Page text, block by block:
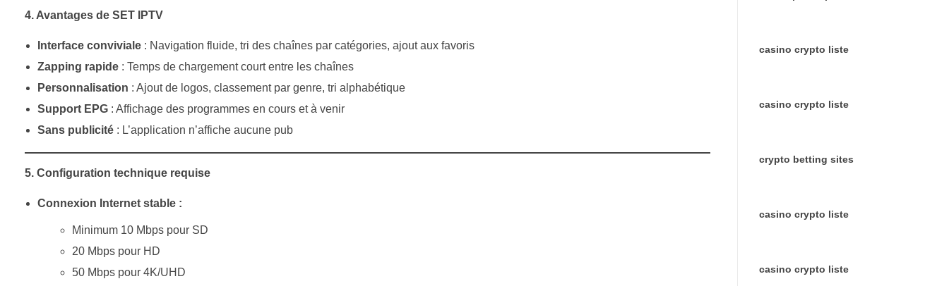
4. Avantages de SET IPTV
Interface conviviale: Navigation fluide, tri des chaînes par catégories, ajout aux favoris
Zapping rapide: Temps de chargement court entre les chaînes
Personnalisation : Ajout de logos, classement par genre, tri alphabétique
Support EPG: Affichage des programmes en cours et à venir
Sans publicité: L’application n’affiche aucune pub
5. Configuration technique requise
Connexion Internet stable :
Minimum 10 Mbps pour SD
20 Mbps pour HD
50 Mbps pour 4K/UHD
casino crypto liste
casino crypto liste
crypto betting sites
casino crypto liste
casino crypto liste